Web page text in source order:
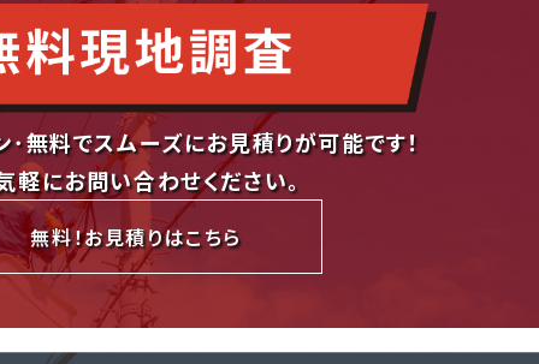
･無料でスムーズにお見積りが可能です！
軽にお問い合わせください。
無料！お見積りはこちら